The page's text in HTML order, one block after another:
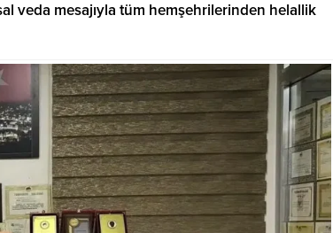
veda mesajıyla tüm hemşehrilerinden helallik